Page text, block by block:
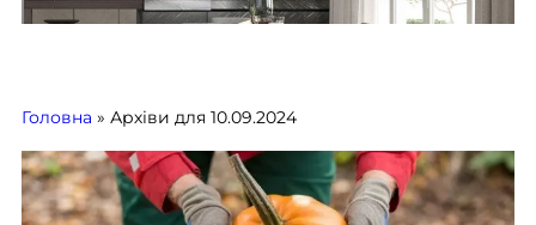
Головна » Архіви для 10.09.2024